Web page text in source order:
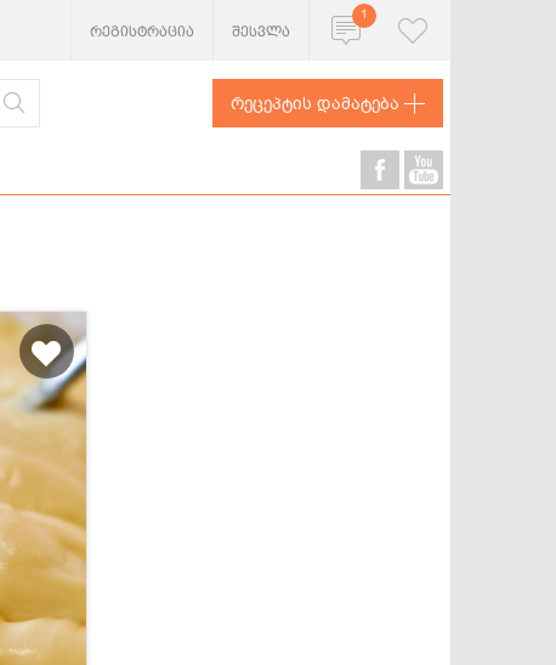
რეგისტრაცია შესვლა
1
რეცეპტის დამატება
ხორცეული